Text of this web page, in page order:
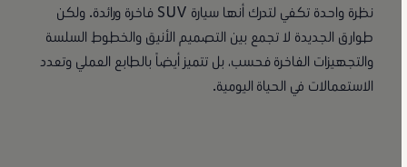
نظرة واحدة تكفي لتدرك أنها سيارة SUV فاخرة ورائدة. ولكن
طوارق الجديدة لا تجمع بين التصميم الأنيق والخطوط السلسة
والتجهيزات الفاخرة فحسب، بل تتميز أيضاً بالطابع العملي وتعدد
الاستعمالات في الحياة اليومية.